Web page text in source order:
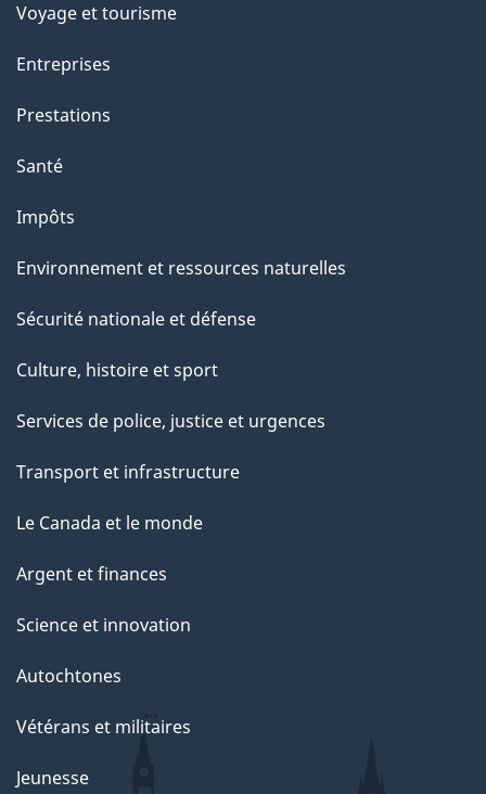
Voyage et tourisme
Entreprises
Prestations
Santé
Impôts
Environnement et ressources naturelles
Sécurité nationale et défense
Culture, histoire et sport
Services de police, justice et urgences
Transport et infrastructure
Le Canada et le monde
Argent et finances
Science et innovation
Autochtones
Vétérans et militaires
Jeunesse